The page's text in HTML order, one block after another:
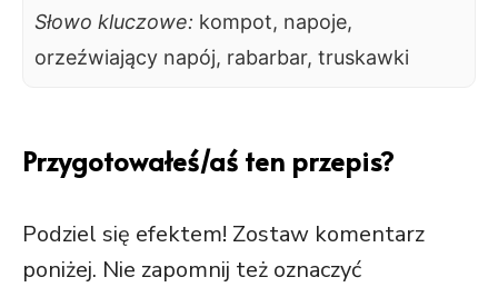
Słowo kluczowe: kompot, napoje,
orzeźwiający napój, rabarbar, truskawki
Przygotowałeś/aś ten przepis?
Podziel się efektem! Zostaw komentarz
poniżej. Nie zapomnij też oznaczyć